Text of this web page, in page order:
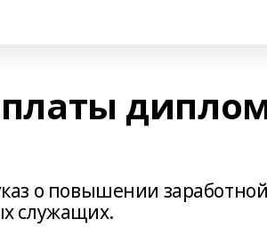
о повышении
служащих.